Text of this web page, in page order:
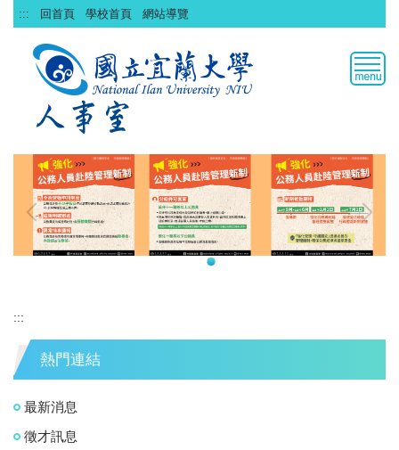
跳
到
::: 回首頁 學校首頁 網站導覽
:::
熱門連結
最新消息
徵才訊息